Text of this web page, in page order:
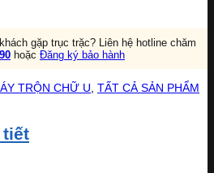
gặp trục trặc? Liên hệ hotline chăm
hoặc Đăng ký bảo hành
TRỘN CHỮ U TẤT CẢ SẢN PHẨM
tiết